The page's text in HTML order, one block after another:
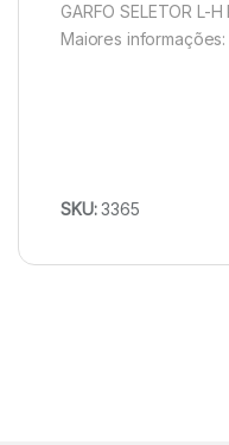
GARFO SELETOR L-
Maiores
SKU:3365